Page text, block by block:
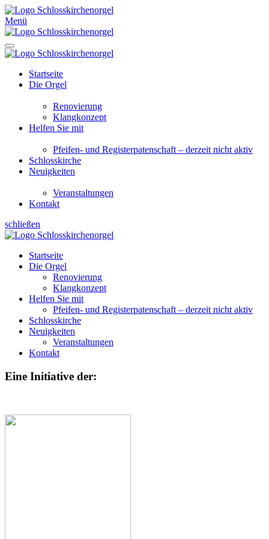
Menü
Startseite
Die Orgel
Renovierung
Klangkonzept
Helfen Sie mit
Pfeifen- und Registerpatenschaft – derzeit nicht aktiv
Schlosskirche
Neuigkeiten
Veranstaltungen
Kontakt
schließen
Startseite
Die Orgel
Renovierung
Klangkonzept
Helfen Sie mit
Pfeifen- und Registerpatenschaft – derzeit nicht aktiv
Schlosskirche
Neuigkeiten
Veranstaltungen
Kontakt
Eine Initiative der: